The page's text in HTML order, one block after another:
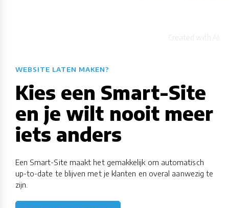
WEBSITE LATEN MAKEN?
Kies een Smart-Site
en je wilt nooit meer
iets anders
Een Smart-Site maakt het gemakkelijk om automatisch
up-to-date te blijven met je klanten en overal aanwezig te
zijn.